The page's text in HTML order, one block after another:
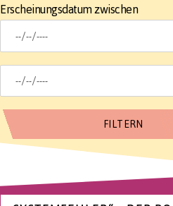
Erscheinungsdatum zwischen